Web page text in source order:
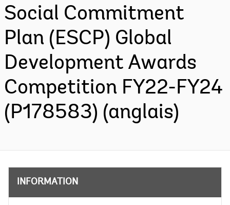
Social Commitment
Plan (ESCP) Global
Development Awards
Competition FY22-FY24
(P178583) (anglais)
INFORMATION